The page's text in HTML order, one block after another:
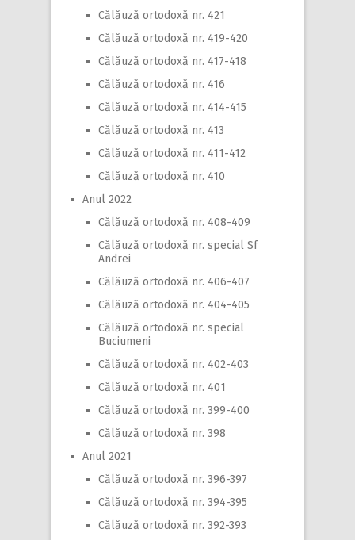
Călăuză ortodoxă nr. 421
Călăuză ortodoxă nr. 419-420
Călăuză ortodoxă nr. 417-418
Călăuză ortodoxă nr. 416
Călăuză ortodoxă nr. 414-415
Călăuză ortodoxă nr. 413
Călăuză ortodoxă nr. 411-412
Călăuză ortodoxă nr. 410
Anul 2022
Călăuză ortodoxă nr. 408-409
Călăuză ortodoxă nr. special Sf
Andrei
Călăuză ortodoxă nr. 406-407
Călăuză ortodoxă nr. 404-405
Călăuză ortodoxă nr. special
Buciumeni
Călăuză ortodoxă nr. 402-403
Călăuză ortodoxă nr. 401
Călăuză ortodoxă nr. 399-400
Călăuză ortodoxă nr. 398
Anul 2021
Călăuză ortodoxă nr. 396-397
Călăuză ortodoxă nr. 394-395
Călăuză ortodoxă nr. 392-393